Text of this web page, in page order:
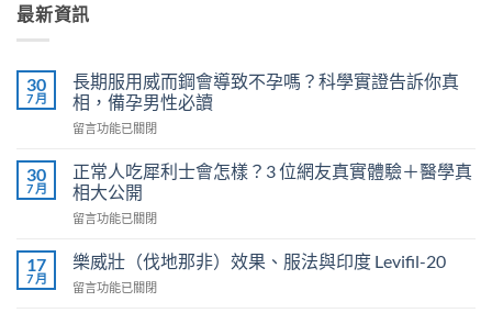
最新資訊
30
7 月
長期服用威而鋼會導致不孕嗎？科學實證告訴你真
相，備孕男性必讀
在
期
服
用
威
鋼
導
留言功能已關閉
30
7 月
正常人吃犀利士會怎樣？3 位網友真實體驗＋醫學真
相大公開
在
常
人
吃
留言功能已關閉
17
7 月
樂威壯（伐地那非）效果、服法與印度 Levifil-20
在
留言功能已關閉